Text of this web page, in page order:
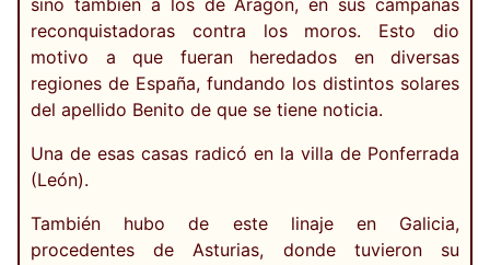
reconquistadoras contra los moros. Esto dio
motivo a que fueran heredados en diversas
regiones de España, fundando los distintos solares
del apellido Benito de que se tiene noticia.
Una de esas casas radicó en la villa de Ponferrada
(León).
También hubo de este linaje en Galicia,
procedentes de Asturias, donde tuvieron su